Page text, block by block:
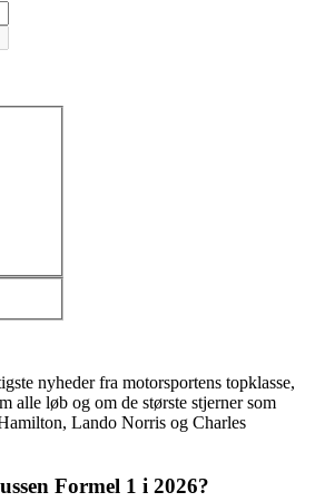
nyheder fra motorsportens topklasse,
alle løb og om de største stjerner som
Lando Norris og Charles
Formel 1 i 2026?